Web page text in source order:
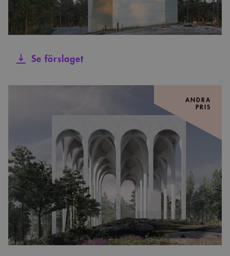
Se förslaget
ANDRA
PRIS